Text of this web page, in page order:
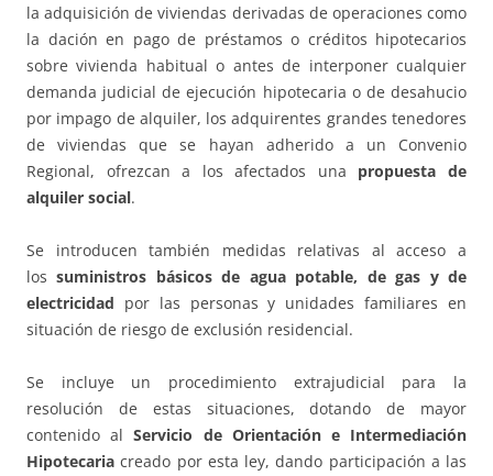
la adquisición de viviendas derivadas de operaciones como
la dación en pago de préstamos o créditos hipotecarios
sobre vivienda habitual o antes de interponer cualquier
demanda judicial de ejecución hipotecaria o de desahucio
por impago de alquiler, los adquirentes grandes tenedores
de viviendas que se hayan adherido a un Convenio
Regional, ofrezcan a los afectados una propuesta de
alquiler social.
Se introducen también medidas relativas al acceso a
lossuministros básicos de agua potable, de gas y de
electricidad por las personas y unidades familiares en
situación de riesgo de exclusión residencial.
Se incluye un procedimiento extrajudicial para la
resolución de estas situaciones, dotando de mayor
contenido alServicio de Orientación e Intermediación
Hipotecaria creado por esta ley, dando participación a las